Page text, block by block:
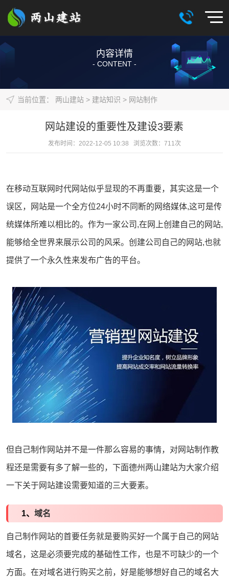
内容详情
- CONTENT -
当前位置： 两山建站> 建站知识 > 网站制作
网站建设的重要性及建设3要素
发布时间：2022-12-05 10:38 浏览次数： 711次
在移动互联网时代网站似乎显现的不再重要，其实这是一个
误区，网站是一个全方位24小时不同断的网络媒体,这可是传
统媒体所难以相比的。作为一家公司,在网上创建自己的网站,
能够给全世界来展示公司的风采。创建公司自己的网站,也就
提供了一个永久性来发布广告的平台。
但自己制作网站并不是一件那么容易的事情，对网站制作教
程还是需要有多了解一些的，下面德州 两山建站为大家介绍
一下关于网站建设需要知道的三大要素。
1、 域名
自己制作网站的首要任务就是要购买好一个属于自己的网站
域名，这是必须要完成的基础性工作，也是不可缺少的一个
方面。在对域名进行购买之前，好是能够想好自己的域名大